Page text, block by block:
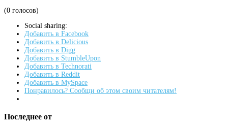
(0 голосов)
Social sharing:
Добавить в Facebook
Добавить в Delicious
Добавить в Digg
Добавить в StumbleUpon
Добавить в Technorati
Добавить в Reddit
Добавить в MySpace
Понравилось? Сообщи об этом своим читателям!
Последнее от